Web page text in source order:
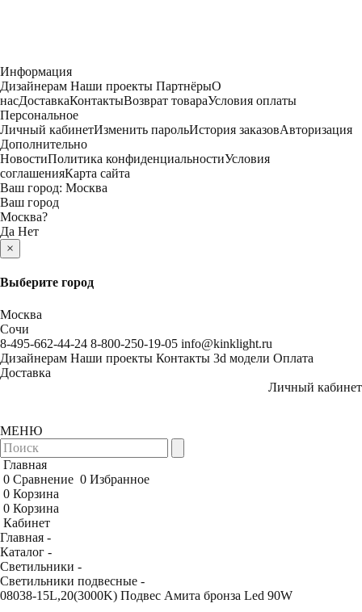
Информация
Дизайнерам Наши проекты ПартнёрыО
насДоставкаКонтактыВозврат товараУсловия оплаты
Персональное
Личный кабинетИзменить парольИстория заказовАвторизация
Дополнительно
НовостиПолитика конфиденциальностиУсловия
соглашенияКарта сайта
Ваш город: Москва
Ваш город
Москва?
Да Нет
×
Выберите город
Москва
Сочи
8-495-662-44-24 8-800-250-19-05 info@kinklight.ru
Дизайнерам Наши проекты Контакты 3d модели Оплата
Доставка
Личный кабинет
МЕНЮ
Главная
0 Сравнение 0 Избранное
0 Корзина
0 Корзина
Кабинет
Главная -
Каталог -
Светильники -
Светильники подвесные -
08038-15L,20(3000K) Подвес Амита бронза Led 90W